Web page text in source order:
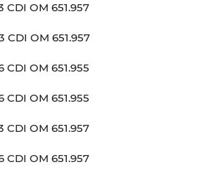
CDI OM 651.957
CDI OM 651.957
OM 651.955
OM 651.955
CDI OM 651.957
CDI OM 651.957